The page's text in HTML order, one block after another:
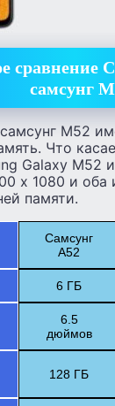
сравнение
самсунг
М52
Что
Galaxy M52
x 1080 и
памяти.
Самсунг
А52
6 ГБ
6.5
дюймов
128 ГБ